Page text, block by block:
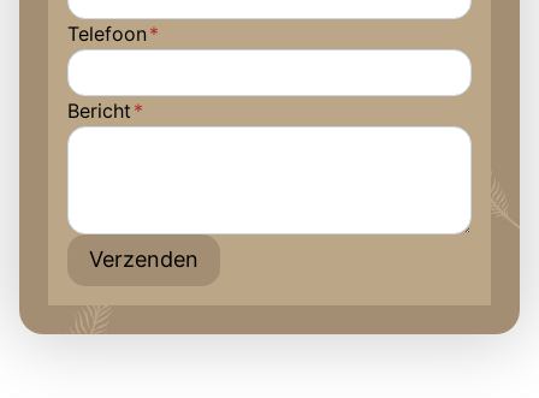
Telefoon *
Bericht *
Verzenden